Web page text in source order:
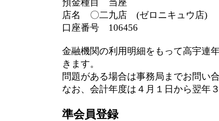
預金種目 当座
店名 〇二九店 (ゼロニキュウ店)
口座番号 106456
金融機関の利用明細をもって高宇連
きます。
問題がある場合は事務局までお問い
なお、会計年度は４月１日から翌年
準会員登録